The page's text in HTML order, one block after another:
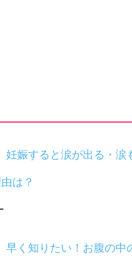
妊娠すると涙が出る・涙
は？
早く知りたい！お腹の中